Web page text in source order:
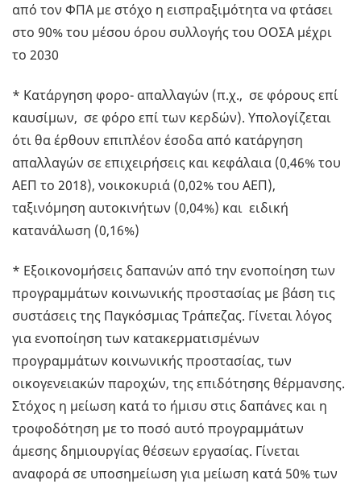
από τον ΦΠΑ με στόχο η εισπραξιμότητα να φτάσει
στο 90% του μέσου όρου συλλογής του ΟΟΣΑ μέχρι
το 2030
* Κατάργηση φορο- απαλλαγών (π.χ., σε φόρους επί
καυσίμων, σε φόρο επί των κερδών). Υπολογίζεται
ότι θα έρθουν επιπλέον έσοδα από κατάργηση
απαλλαγών σε επιχειρήσεις και κεφάλαια (0,46% του
ΑΕΠ το 2018), νοικοκυριά (0,02% του ΑΕΠ),
ταξινόμηση αυτοκινήτων (0,04%) και ειδική
κατανάλωση (0,16%)
* Εξοικονομήσεις δαπανών από την ενοποίηση των
προγραμμάτων κοινωνικής προστασίας με βάση τις
συστάσεις της Παγκόσμιας Τράπεζας. Γίνεται λόγος
για ενοποίηση των κατακερματισμένων
προγραμμάτων κοινωνικής προστασίας, των
οικογενειακών παροχών, της επιδότησης θέρμανσης.
Στόχος η μείωση κατά το ήμισυ στις δαπάνες και η
τροφοδότηση με το ποσό αυτό προγραμμάτων
άμεσης δημιουργίας θέσεων εργασίας. Γίνεται
αναφορά σε υποσημείωση για μείωση κατά 50% των